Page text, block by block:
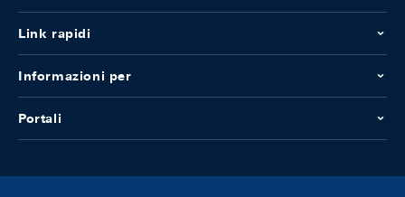
Link rapidi
Informazioni per
Portali